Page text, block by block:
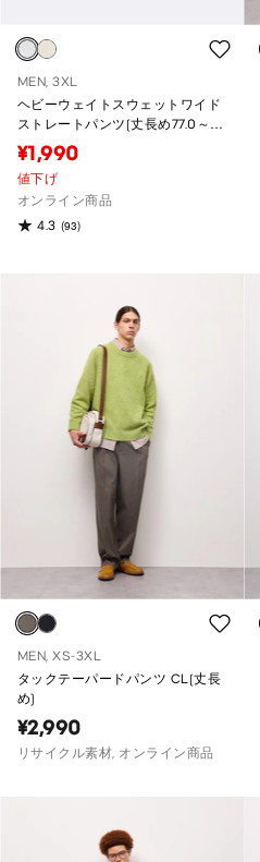
MEN, 3XL
ヘビーウェイトスウェットワイド
ストレートパンツ(丈長め77.0～
81.0cm)
¥1,990
値下げ
オンライン商品
4.3 (93)
MEN, XS-3XL
タックテーパードパンツ CL(丈長
め)
¥2,990
リサイクル素材, オンライン商品